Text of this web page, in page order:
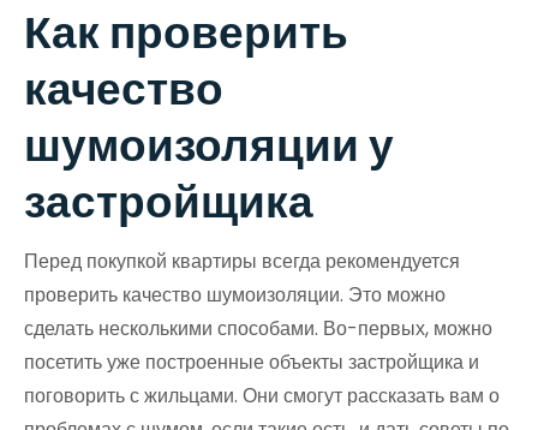
Как проверить
качество
шумоизоляции у
застройщика
Перед покупкой квартиры всегда рекомендуется
проверить качество шумоизоляции. Это можно
сделать несколькими способами. Во-первых, можно
посетить уже построенные объекты застройщика и
поговорить с жильцами. Они смогут рассказать вам о